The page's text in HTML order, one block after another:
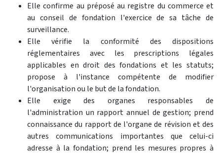
Elle confirme au préposé au registre du commerce et
au conseil de fondation l'exercice de sa tâche de
surveillance.
Elle vérifie la conformité des dispositions
réglementaires avec les prescriptions légales
applicables en droit des fondations et les statuts;
propose à l'instance compétente de modifier
l'organisation ou le but de la fondation.
Elle exige des organes responsables de
l'administration un rapport annuel de gestion; prend
connaissance du rapport de l'organe de révision et des
autres communications importantes que celui-ci
adresse à la fondation; prend les mesures propres à